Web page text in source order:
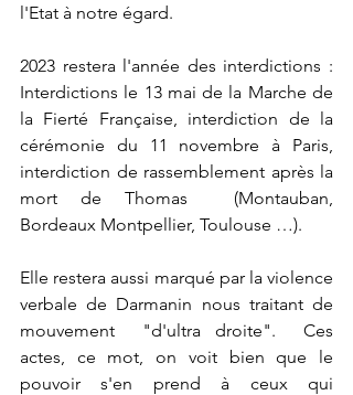
l'Etat à notre égard.
2023 restera l'année des interdictions :
Interdictions le 13 mai de la Marche de
la Fierté Française, interdiction de la
cérémonie du 11 novembre à Paris,
interdiction de rassemblement après la
mort de Thomas  (Montauban,
Bordeaux Montpellier, Toulouse …).
Elle restera aussi marqué par la violence
verbale de Darmanin nous traitant de
mouvement  "d'ultra droite".  Ces
actes, ce mot, on voit bien que le
pouvoir s'en prend à ceux qui